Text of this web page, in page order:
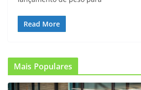
Read More
Mais Populares